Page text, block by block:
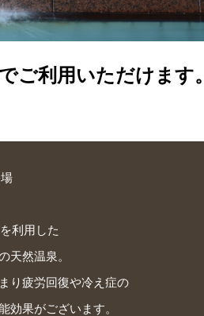
ご利用いただけます。
利用した
天然温泉。
り疲労回復や冷え症の
効果がございます。